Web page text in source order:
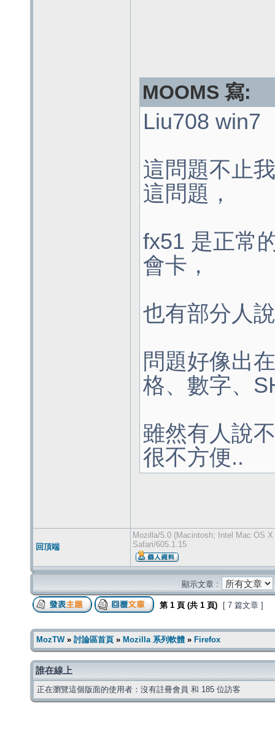
MOOMS 寫:
Liu708 win7
這問題不止
這問題，
fx51 是正常
會卡，
也有部分人
問題好像出
格、數字、
雖然有人說
很不方便..
回頂端
Mozilla/5.0 (Macintosh; Intel Mac OS
Safari/605.1.15
顯示文章 :
第 1 頁 (共 1 頁) [ 7 篇文章 ]
MozTW» 討論區首頁 » Mozilla 系列軟體 » Firefox
誰在線上
正在瀏覽這個版面的使用者：沒有註冊會員 和 185 位訪客